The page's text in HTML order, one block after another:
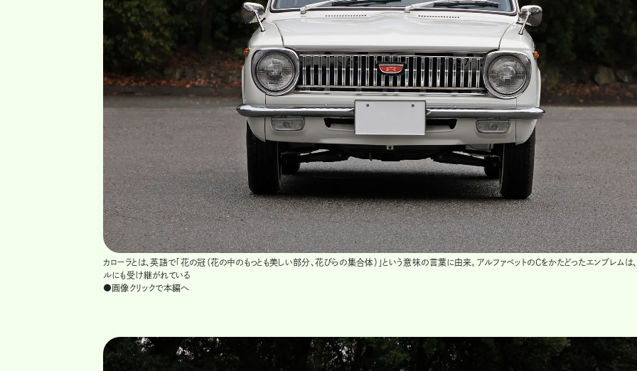
カローラとは、英語で「花の冠（花の中のもっとも美しい部分、花びらの集合体）」という意味の言葉に由来。アルファベットのCをかたどったエンブレムは
ルにも受け継がれている
●画像クリックで本編へ